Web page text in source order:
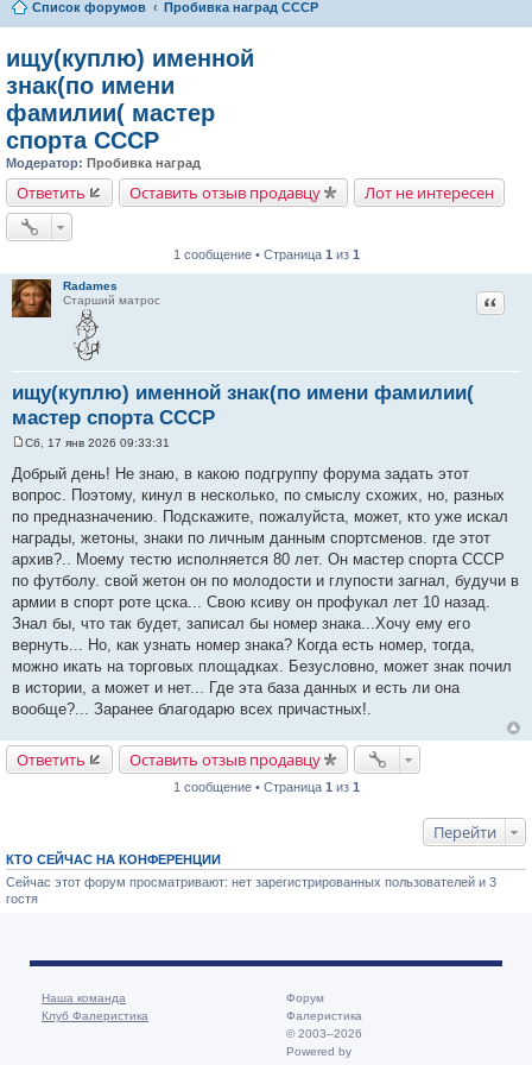
Список форумов Пробивка наград СССР
ищу(куплю) именной
знак(по имени
фамилии( мастер
спорта СССР
Модератор: Пробивка наград
Ответить Оставить отзыв продавцу Лот не интересен
1 сообщение • Страница 1 из 1
Radames
Старший матрос
ищу(куплю) именной знак(по имени фамилии(
мастер спорта СССР
о
б
е
н
е
Сб, 17 янв 2026 09:33:31
Добрый день! Не знаю, в какою подгруппу форума задать этот
вопрос. Поэтому, кинул в несколько, по смыслу схожих, но, разных
по предназначению. Подскажите, пожалуйста, может, кто уже искал
награды, жетоны, знаки по личным данным спортсменов. где этот
архив?.. Моему тестю исполняется 80 лет. Он мастер спорта СССР
по футболу. свой жетон он по молодости и глупости загнал, будучи в
армии в спорт роте цска... Свою ксиву он профукал лет 10 назад.
Знал бы, что так будет, записал бы номер знака...Хочу ему его
вернуть... Но, как узнать номер знака? Когда есть номер, тогда,
можно икать на торговых площадках. Безусловно, может знак почил
в истории, а может и нет... Где эта база данных и есть ли она
вообще?... Заранее благодарю всех причастных!.
Ответить Оставить отзыв продавцу
1 сообщение • Страница 1 из 1
Перейти
КТО СЕЙЧАС НА КОНФЕРЕНЦИИ
Сейчас этот форум просматривают: нет зарегистрированных пользователей и 3
гостя
Наша команда
Клуб Фалеристика
Форум
Фалеристика
© 2003–2026
Powered by